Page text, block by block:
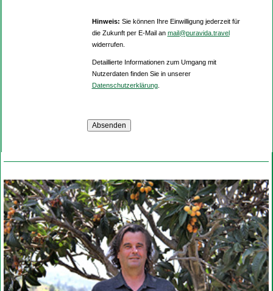
Hinweis: Sie können Ihre Einwilligung jederzeit für
die Zukunft per E-Mail an mail@puravida.travel
widerrufen.
Detaillierte Informationen zum Umgang mit
Nutzerdaten finden Sie in unserer
Datenschutzerklärung.